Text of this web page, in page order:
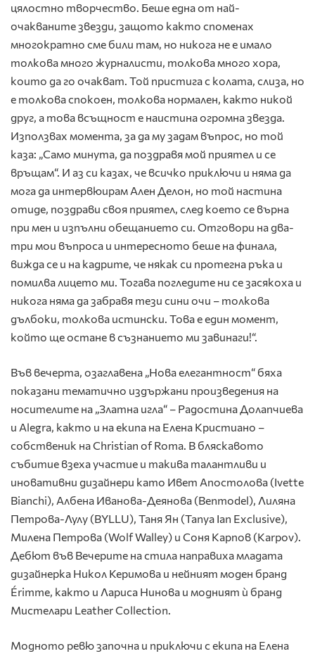
цялостно творчество. Беше една от най-
очакваните звезди, защото както споменах
многократно сме били там, но никога не е имало
толкова много журналисти, толкова много хора,
които да го очакват. Той пристига с колата, слиза, но
е толкова спокоен, толкова нормален, както никой
друг, а това всъщност е наистина огромна звезда.
Използвах момента, за да му задам въпрос, но той
каза: „Само минута, да поздравя мой приятел и се
връщам“. И аз си казах, че всичко приключи и няма да
мога да интервюирам Ален Делон, но той настина
отиде, поздрави своя приятел, след което се върна
при мен и изпълни обещанието си. Отговори на два-
три мои въпроса и интересното беше на финала,
вижда се и на кадрите, че някак си протегна ръка и
помилва лицето ми. Тогава погледите ни се засякоха и
никога няма да забравя тези сини очи – толкова
дълбоки, толкова истински. Това е един момент,
който ще остане в съзнанието ми завинаги!“.
Във вечерта, озаглавена „Нова елегантност“ бяха
показани тематично издържани произведения на
носителите на „Златна игла“ – Радостина Долапчиева
и Alegra, както и на екипа на Елена Кристиано –
собственик на Christian of Roma. В бляскавото
събитие взеха участие и такива талантливи и
иновативни дизайнери като Ивет Апостолова (Ivette
Bianchi), Албена Иванова-Деянова (Benmodel), Лиляна
Петрова-Лулу (BYLLU), Таня Ян (Tanya Ian Exclusive),
Милена Петрова (Wolf Walley) и Соня Карпов (Karpov).
Дебют във Вечерите на стила направиха младата
дизайнерка Никол Керимова и нейният моден бранд
Érimme, както и Лариса Нинова и модният ѝ бранд
Мистелари Leather Collection.
Модното ревю започна и приключи с екипа на Елена